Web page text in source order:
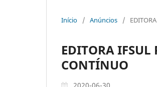
Início / Anúncios /
EDITORA IFSUL
CONTÍNUO